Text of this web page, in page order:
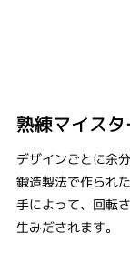
熟練マイス
デザインごとに余
鍛造製法で作られ
手によって、回転
生みだされます。